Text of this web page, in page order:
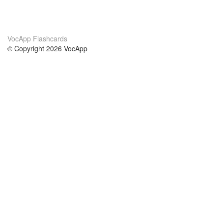
VocApp Flashcards
© Copyright 2026 VocApp